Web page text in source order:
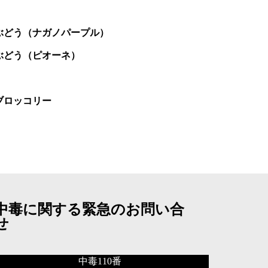
どう（ナガノパープル）
どう（ピオーネ）
ロッコリー
毒に関する緊急のお問い合
中毒110番